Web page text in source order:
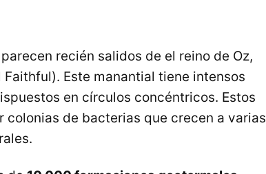
recién salidos de el reino de Oz,
Faithful). Este manantial tiene intensos
en círculos concéntricos. Estos
de bacterias que crecen a varias